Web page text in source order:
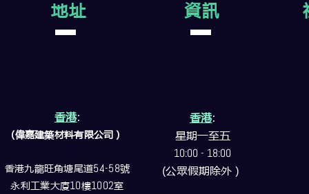
地址
香港:
(偉嘉建築材料有限公司）
香港九龍旺角塘尾道54-58號
永利工業大廈10樓1002室
資訊
香港:
星期一至五
10:00 - 18:00
(公眾假期除外）